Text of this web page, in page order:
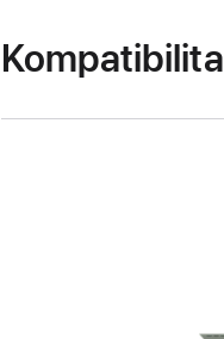
Kompatibilita